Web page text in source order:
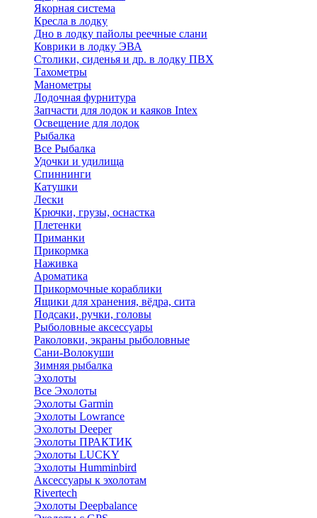
Якорная система
Кресла в лодку
Дно в лодку пайолы реечные слани
Коврики в лодку ЭВА
Столики, сиденья и др. в лодку ПВХ
Тахометры
Манометры
Лодочная фурнитура
Запчасти для лодок и каяков Intex
Освещение для лодок
Рыбалка
Все Рыбалка
Удочки и удилища
Спиннинги
Катушки
Лески
Крючки, грузы, оснастка
Плетенки
Приманки
Прикормка
Наживка
Ароматика
Прикормочные кораблики
Ящики для хранения, вёдра, сита
Подсаки, ручки, головы
Рыболовные аксессуары
Раколовки, экраны рыболовные
Сани-Волокуши
Зимняя рыбалка
Эхолоты
Все Эхолоты
Эхолоты Garmin
Эхолоты Lowrance
Эхолоты Deeper
Эхолоты ПРАКТИК
Эхолоты LUCKY
Эхолоты Humminbird
Аксессуары к эхолотам
Rivertech
Эхолоты Deepbalance